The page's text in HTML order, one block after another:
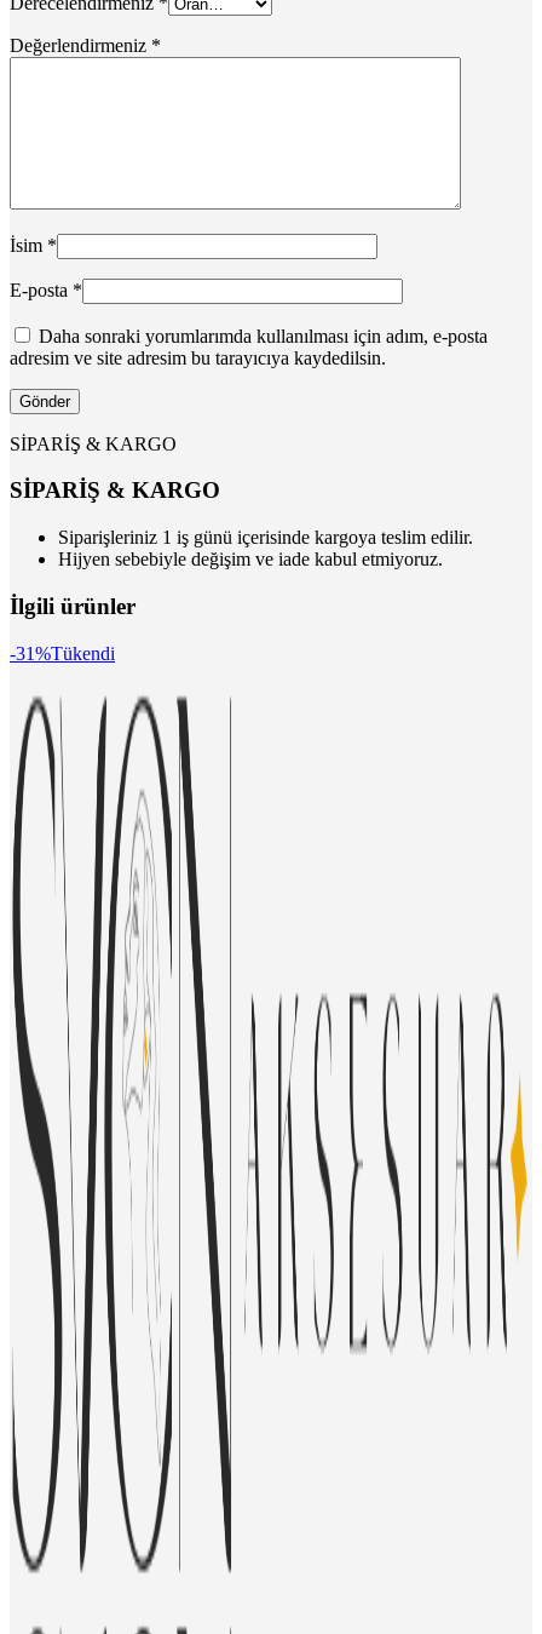
Değerlendirmeniz *
İsim *
E-posta *
Daha sonraki yorumlarımda kullanılması için adım, e-posta
adresim ve site adresim bu tarayıcıya kaydedilsin.
SİPARİŞ & KARGO
SİPARİŞ & KARGO
Siparişleriniz 1 iş günü içerisinde kargoya teslim edilir.
Hijyen sebebiyle değişim ve iade kabul etmiyoruz.
İlgili ürünler
-31%Tükendi